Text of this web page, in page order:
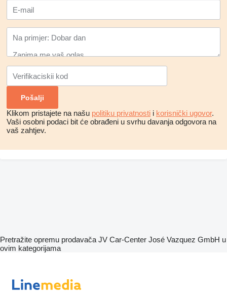
Klikom pristajete na našu politiku privatnosti i korisnički ugovor.
Vaši osobni podaci bit će obrađeni u svrhu davanja odgovora na
vaš zahtjev.
Pretražite opremu prodavača JV Car-Center José Vazquez GmbH u
ovim kategorijama